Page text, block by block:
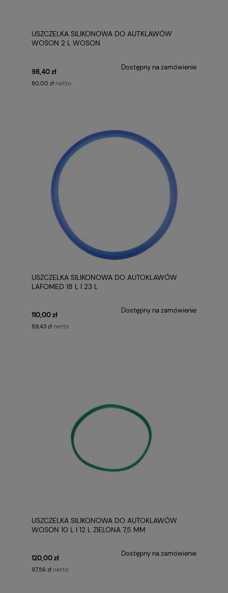
USZCZELKA SILIKONOWA DO AUTKLAWÓW
WOSON 2 L WOSON
98,40 zł
80,00 zł netto
Dostępny na zamówienie
USZCZELKA SILIKONOWA DO AUTOKLAWÓW
LAFOMED 18 L I 23 L
110,00 zł
89,43 zł netto
Dostępny na zamówienie
USZCZELKA SILIKONOWA DO AUTOKLAWÓW
WOSON 10 L I 12 L ZIELONA 7,5 MM
120,00 zł
97,56 zł netto
Dostępny na zamówienie